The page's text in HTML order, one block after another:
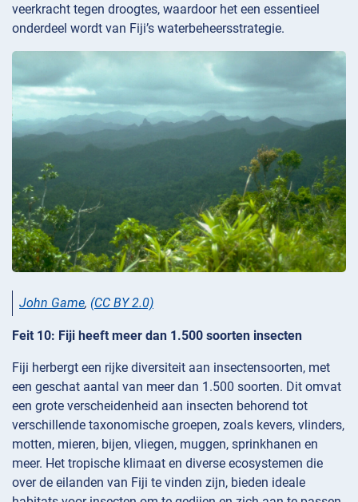
veerkracht tegen droogtes, waardoor het een essentieel
onderdeel wordt van Fiji’s waterbeheersstrategie.
John Game, (CC BY 2.0)
Feit 10: Fiji heeft meer dan 1.500 soorten insecten
Fiji herbergt een rijke diversiteit aan insectensoorten, met
een geschat aantal van meer dan 1.500 soorten. Dit omvat
een grote verscheidenheid aan insecten behorend tot
verschillende taxonomische groepen, zoals kevers, vlinders,
motten, mieren, bijen, vliegen, muggen, sprinkhanen en
meer. Het tropische klimaat en diverse ecosystemen die
over de eilanden van Fiji te vinden zijn, bieden ideale